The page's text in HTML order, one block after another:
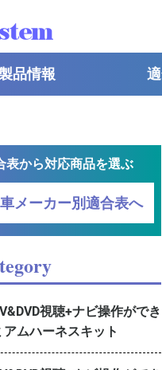
品情報
表から対応商品を選ぶ
メーカー別適合表へ
視聴+ナビ操作ができ
アムハーネスキット